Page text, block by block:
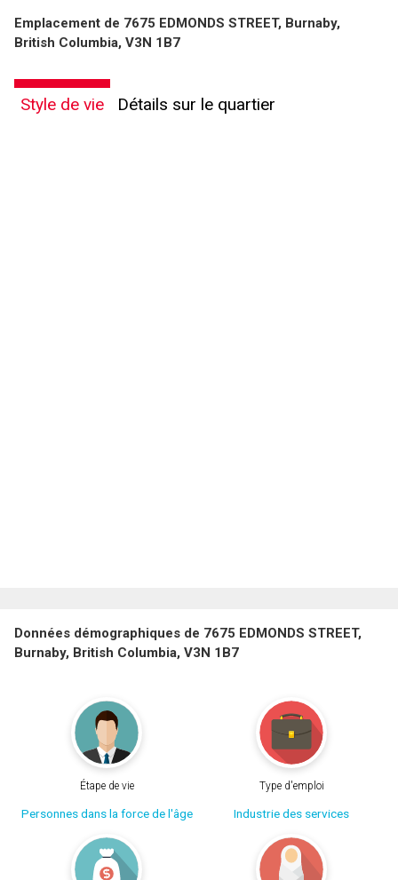
Emplacement de 7675 EDMONDS STREET, Burnaby,
British Columbia, V3N 1B7
Style de vie Détails sur le quartier
Données démographiques de 7675 EDMONDS STREET,
Burnaby, British Columbia, V3N 1B7
Étape de vie
Personnes dans la force de l'âge
Type d'emploi
Industrie des services